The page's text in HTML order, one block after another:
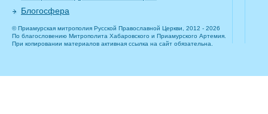
Блогосфера
© Приамурская митрополия Русской Православной Церкви, 2012 - 2026
По благословению Митрополита Хабаровского и Приамурского Артемия.
При копировании материалов активная ссылка на сайт обязательна.